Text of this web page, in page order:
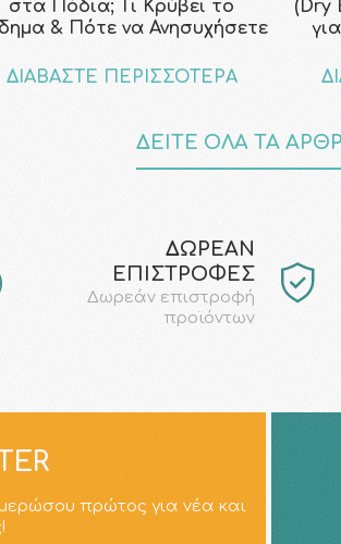
στα Πόδια; Τι Κρύβει το
& Πότε να Ανησυχήσετε
ΔΙΑΒΑΣΤΕ ΠΕΡΙΣΣΟΤΕΡΑ
(Dry
ΔΕΙΤΕ ΟΛΑ ΤΑ
ΔΩΡΕΑΝ
ΕΠΙΣΤΡΟΦΕΣ
Δωρεάν επιστροφή
προϊόντων
πρώτος για νέα και